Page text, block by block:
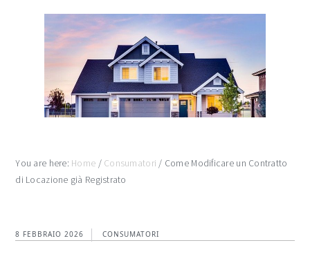
You are here: Home / Consumatori / Come Modificare un Contratto
di Locazione già Registrato
8 FEBBRAIO 2026 CONSUMATORI